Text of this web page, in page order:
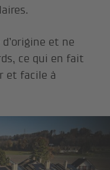
et ne
ce qui en fait
et facile à